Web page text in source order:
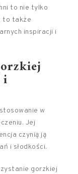
to nie tylko
to także
inspiracji i
i
w
Jej
czynią ją
i słodkości.
gorzkiej